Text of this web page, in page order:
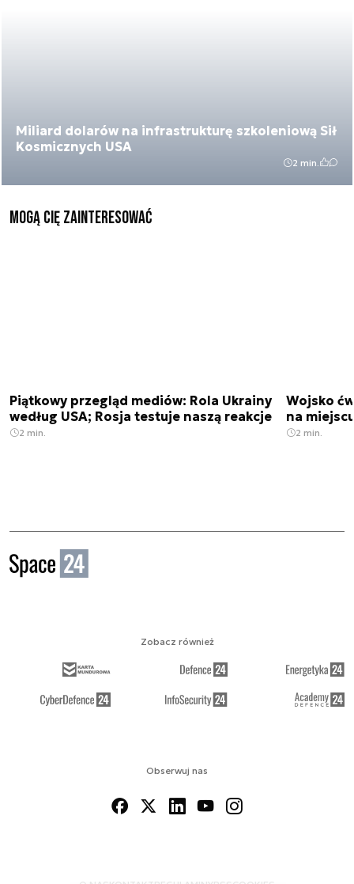
Miliard dolarów na infrastrukturę szkoleniową Sił
Kosmicznych USA
2 min.
Mogą Cię zainteresować
Piątkowy przegląd mediów: Rola Ukrainy
według USA; Rosja testuje naszą reakcje
2 min.
Wojsko
na
2 min.
Obserwuj nas
Zobacz również